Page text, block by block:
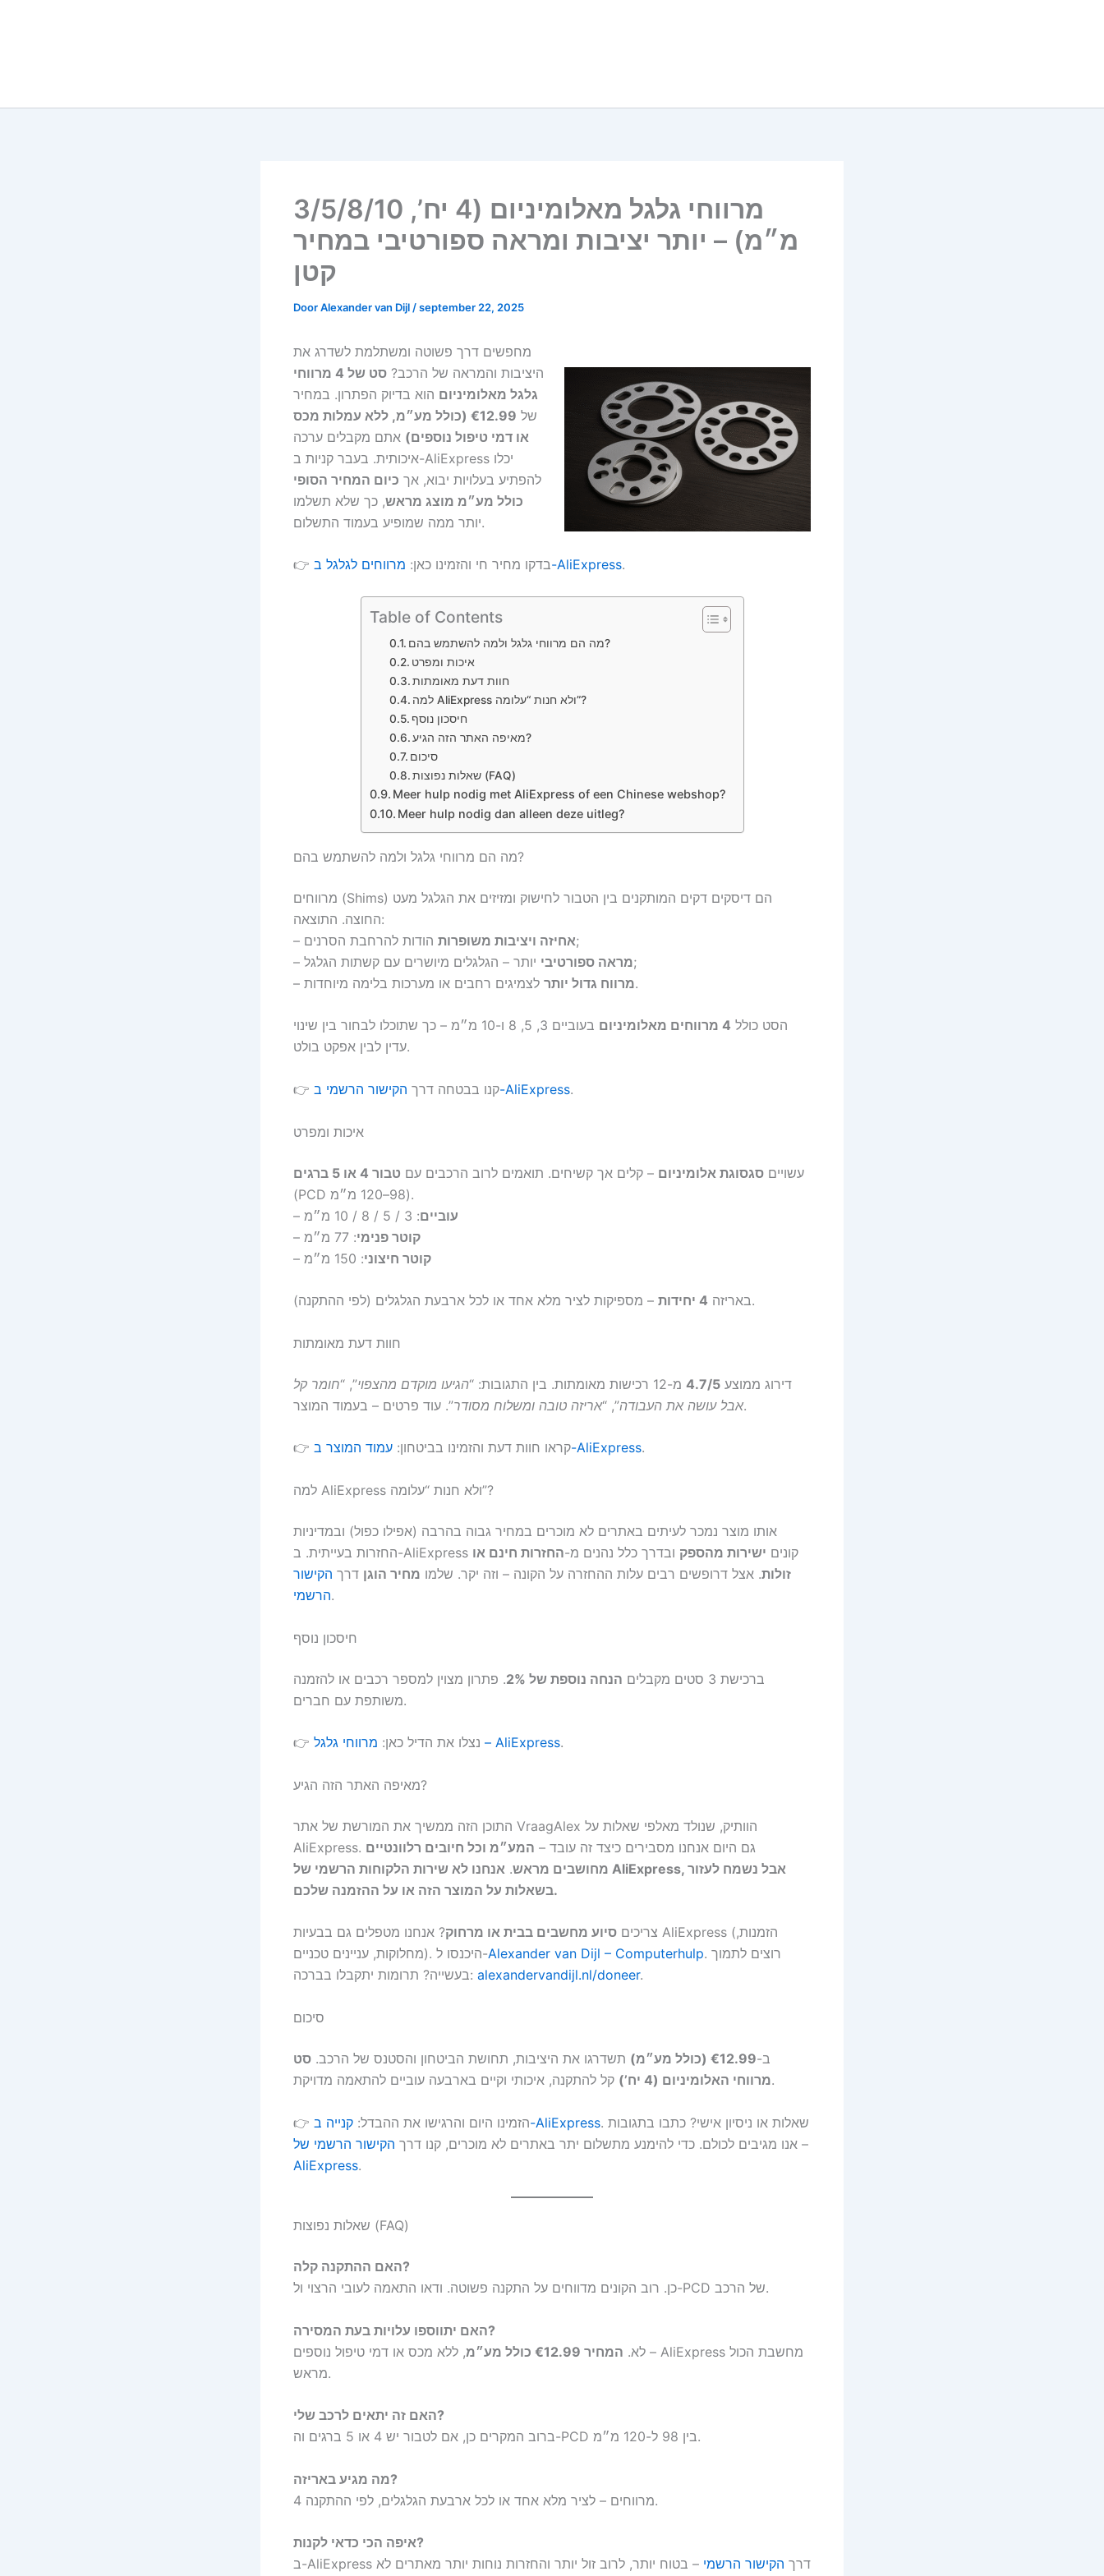
מרווחי גלגל מאלומיניום (4 יח’, 3/5/8/10
מ״מ) – יותר יציבות ומראה ספורטיבי במחיר
קטן
DoorAlexander van Dijl /september 22, 2025
מחפשים דרך פשוטה ומשתלמת לשדרג את
היציבות והמראה של הרכב?
סט של 4 מרווחי
גלגל מאלומיניום הוא בדיוק הפתרון. במחיר
של
€12.99 (כולל מע״מ, ללא עמלות מכס
או דמי טיפול נוספים) אתם מקבלים ערכה
איכותית. בעבר קניות ב-AliExpress יכלו
להפתיע בעלויות יבוא, אך כיום המחיר הסופי
כולל מע״מ מוצג מראש, כך שלא תשלמו
יותר ממה שמופיע בעמוד התשלום.
👉 בדקו מחיר חי והזמינו כאן:מרווחים לגלגל ב-AliExpress.
Table of Contents
מה הם מרווחי גלגל ולמה להשתמש בהם?
איכות ומפרט
חוות דעת מאומתות
למה AliExpress ולא חנות “עלומה”?
חיסכון נוסף
מאיפה האתר הזה הגיע?
סיכום
שאלות נפוצות (FAQ)
Meer hulp nodig met AliExpress of een Chinese webshop?
Meer hulp nodig dan alleen deze uitleg?
מה הם מרווחי גלגל ולמה להשתמש בהם?
מרווחים (Shims) הם דיסקים דקים המותקנים בין הטבור לחישוק ומזיזים את הגלגל מעט
החוצה. התוצאה:
–
אחיזה ויציבות משופרותהודות להרחבת הסרנים;
–
מראה ספורטיבייותר – הגלגלים מיושרים עם קשתות הגלגל;
–
מרווח גדול יותרלצמיגים רחבים או מערכות בלימה מיוחדות.
הסט כולל 4 מרווחים מאלומיניום
בעוביים 3, 5, 8 ו-10 מ״מ – כך שתוכלו לבחור בין שינוי
עדין לבין אפקט בולט.
👉 קנו בבטחה דרךהקישור הרשמי ב-AliExpress.
איכות ומפרט
עשויים סגסוגת אלומיניום – קלים אך קשיחים. תואמים לרוב הרכבים עם טבור 4 או 5 ברגים
(PCD ‏98–120 מ״מ).
–
עוביים: 3 / 5 / 8 / 10 מ״מ
–
קוטר פנימי: 77 מ״מ
–
קוטר חיצוני: 150 מ״מ
באריזה 4 יחידות – מספיקות לציר מלא אחד או לכל ארבעת הגלגלים (לפי ההתקנה).
חוות דעת מאומתות
דירוג ממוצע 4.7/5 מ-12 רכישות מאומתות. בין התגובות: “ הגיעו מוקדם מהצפוי”, “חומר קל
אבל עושה את העבודה”, “אריזה טובה ומשלוח מסודר ”. עוד פרטים – בעמוד המוצר.
👉 קראו חוות דעת והזמינו בביטחון:עמוד המוצר ב-AliExpress.
למה AliExpress ולא חנות “עלומה”?
אותו מוצר נמכר לעיתים באתרים לא מוכרים במחיר גבוה בהרבה (אפילו כפול) ובמדיניות
החזרות בעייתית. ב-AliExpress קונים ישירות מהספק ובדרך כלל נהנים מ-החזרות חינם או
זולות. אצל דרופשים רבים עלות ההחזרה על הקונה – וזה יקר. שלמו מחיר הוגן דרך הקישור
הרשמי.
חיסכון נוסף
ברכישת 3 סטים מקבלים הנחה נוספת של 2%
. פתרון מצוין למספר רכבים או להזמנה
משותפת עם חברים.
👉 נצלו את הדיל כאן: מרווחי גלגל – AliExpress.
מאיפה האתר הזה הגיע?
התוכן הזה ממשיך את המורשת של אתר VraagAlex הוותיק, שנולד מאלפי שאלות על
AliExpress. גם היום אנחנו מסבירים כיצד זה עובד – המע״מ וכל חיובים רלוונטיים
מחושבים מראש. אנחנו לא שירות הלקוחות הרשמי של AliExpress, אבל נשמח לעזור
בשאלות על המוצר הזה או על ההזמנה שלכם.
צריכים סיוע מחשבים בבית או מרחוק? אנחנו מטפלים גם בבעיות AliExpress (הזמנות,
מחלוקות, עניינים טכניים). היכנסו ל-Alexander van Dijl – Computerhulp. רוצים לתמוך
בעשייה? תרומות יתקבלו בברכה: alexandervandijl.nl/doneer.
סיכום
ב-€12.99 (כולל מע״מ) תשדרגו את היציבות, תחושת הביטחון והסטנס של הרכב. סט
מרווחי האלומיניום (4 יח’)קל להתקנה, איכותי וקיים בארבעה עוביים להתאמה מדויקת.
👉 הזמינו היום והרגישו את ההבדל:קנייה ב-AliExpress. שאלות או ניסיון אישי? כתבו בתגובות
– אנו מגיבים לכולם. כדי להימנע מתשלום יתר באתרים לא מוכרים, קנו דרך הקישור הרשמי של
AliExpress.
שאלות נפוצות (FAQ)
האם ההתקנה קלה?
כן. רוב הקונים מדווחים על התקנה פשוטה. ודאו התאמה לעובי הרצוי ול-PCD של הרכב.
האם יתווספו עלויות בעת המסירה?
לא. המחיר €12.99 כולל מע״מ
, ללא מכס או דמי טיפול נוספים – AliExpress מחשבת הכול
מראש.
האם זה יתאים לרכב שלי?
ברוב המקרים כן, אם לטבור יש 4 או 5 ברגים וה-PCD בין 98 ל-120 מ״מ.
מה מגיע באריזה?
4 מרווחים – לציר מלא אחד או לכל ארבעת הגלגלים, לפי ההתקנה.
איפה הכי כדאי לקנות?
ב-AliExpress דרך הקישור הרשמי – בטוח יותר, לרוב זול יותר והחזרות נוחות יותר מאתרים לא